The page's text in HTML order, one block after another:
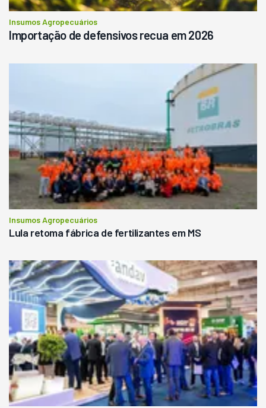
Insumos Agropecuários
Importação de defensivos recua em 2026
Insumos Agropecuários
Lula retoma fábrica de fertilizantes em MS